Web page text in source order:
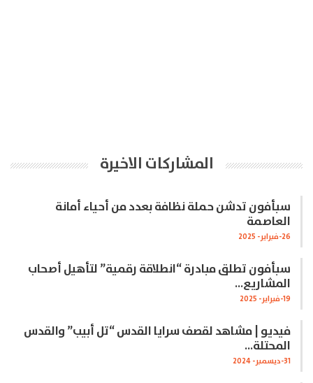
المشاركات الاخيرة
سبأفون تدشن حملة نظافة بعدد من أحياء أمانة
العاصمة
26-فبراير- 2025
سبأفون تطلق مبادرة “انطلاقة رقمية” لتأهيل أصحاب
المشاريع…
19-فبراير- 2025
فيديو | مشاهد لقصف سرايا القدس “تل أبيب” والقدس
المحتلة…
31-ديسمبر- 2024